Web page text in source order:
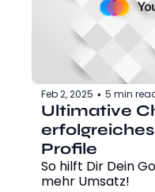
Feb 2, 2025 • 5 min
Ultimative
Profile
So hilft Dir Dein
mehr Umsatz!